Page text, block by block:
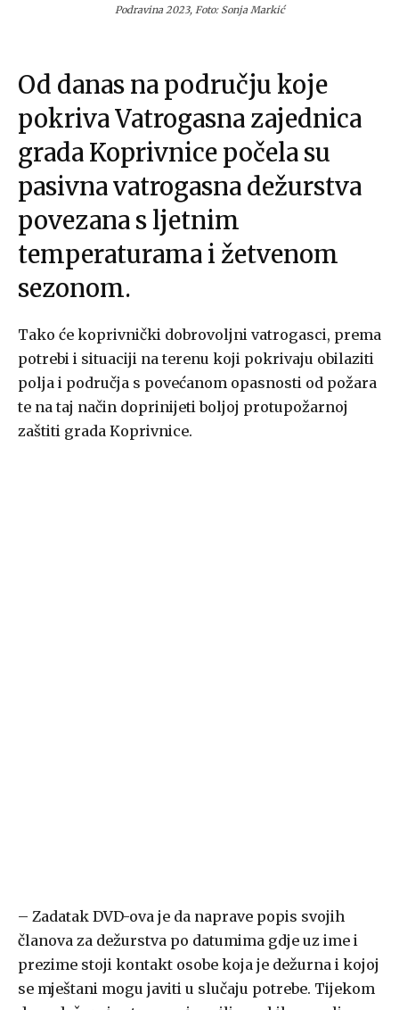
Podravina 2023, Foto: Sonja Markić
Od danas na području koje
pokriva Vatrogasna zajednica
grada Koprivnice počela su
pasivna vatrogasna dežurstva
povezana s ljetnim
temperaturama i žetvenom
sezonom.
Tako će koprivnički dobrovoljni vatrogasci, prema
potrebi i situaciji na terenu koji pokrivaju obilaziti
polja i područja s povećanom opasnosti od požara
te na taj način doprinijeti boljoj protupožarnoj
zaštiti grada Koprivnice.
– Zadatak DVD-ova je da naprave popis svojih
članova za dežurstva po datumima gdje uz ime i
prezime stoji kontakt osobe koja je dežurna i kojoj
se mještani mogu javiti u slučaju potrebe. Tijekom